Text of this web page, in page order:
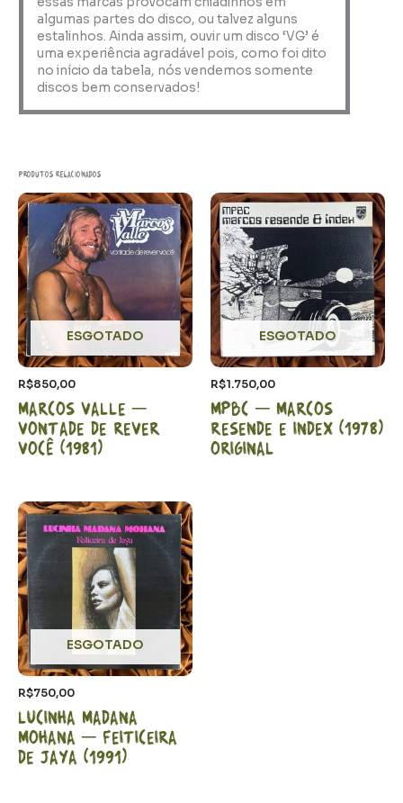
algumas partes do disco, ou talvez alguns
estalinhos. Ainda assim, ouvir um disco ‘VG’ é
uma experiência agradável pois, como foi dito
no início da tabela, nós vendemos somente
discos bem conservados!
Produtos relacionados
ESGOTADO
R$850,00
Marcos Valle –
Vontade de rever
você (1981)
ESGOTADO
R$1.750,00
MPBC – Marcos
Resende e Index (1978)
Original
ESGOTADO
R$750,00
Lucinha Madana
Mohana – Feiticeira
de Jaya (1991)